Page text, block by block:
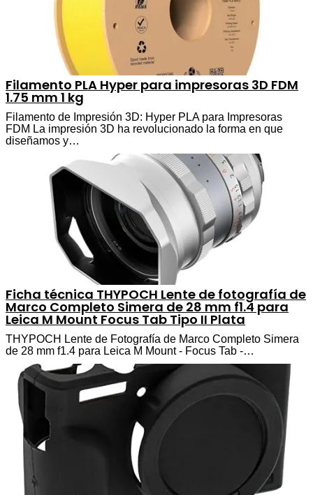
Filamento PLA Hyper para impresoras 3D FDM
1.75 mm 1 kg
Filamento de Impresión 3D: Hyper PLA para Impresoras
FDM La impresión 3D ha revolucionado la forma en que
diseñamos y…
Ficha técnica THYPOCH Lente de fotografía de
Marco Completo Simera de 28 mm f1.4 para
Leica M Mount Focus Tab Tipo II Plata
THYPOCH Lente de Fotografía de Marco Completo Simera
de 28 mm f1.4 para Leica M Mount - Focus Tab -…